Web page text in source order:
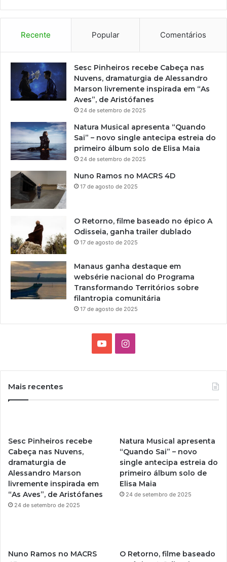
Recente Popular Comentários
Sesc Pinheiros recebe Cabeça nas
Nuvens, dramaturgia de Alessandro
Marson livremente inspirada em “As
Aves”, de Aristófanes
24 de setembro de 2025
Natura Musical apresenta “Quando
Sai” – novo single antecipa estreia do
primeiro álbum solo de Elisa Maia
24 de setembro de 2025
Nuno Ramos no MACRS 4D
17 de agosto de 2025
O Retorno, filme baseado no épico A
Odisseia, ganha trailer dublado
17 de agosto de 2025
Manaus ganha destaque em
websérie nacional do Programa
Transformando Territórios sobre
filantropia comunitária
17 de agosto de 2025
I
g
r
a
Mais recentes
Sesc Pinheiros recebe
Cabeça nas Nuvens,
dramaturgia de
Alessandro Marson
livremente inspirada em
“As Aves”, de Aristófanes
24 de setembro de 2025
Natura Musical apresenta
“Quando Sai” – novo
single antecipa estreia do
primeiro álbum solo de
Elisa Maia
24 de setembro de 2025
Nuno Ramos no MACRS
O Retorno, filme baseado